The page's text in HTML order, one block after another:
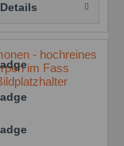
Details